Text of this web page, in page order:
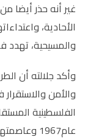
غير أنه حذر أيضا
الأحادية،
والمسيحية،
وأكد جلالته أن
والأمن
الفلسطينية
عام1967 وعاصمتها القدس الشرقية.